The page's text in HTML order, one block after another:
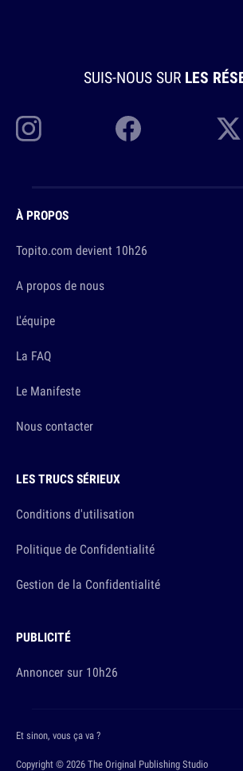
SUIS-NOUS SUR LES
À PROPOS
Topito.com devient 10h26
A propos de nous
L'équipe
La FAQ
Le Manifeste
Nous contacter
LES TRUCS SÉRIEUX
Conditions d'utilisation
Politique de Confidentialité
Gestion de la Confidentialité
PUBLICITÉ
Annoncer sur 10h26
Copyright © 2026 The Original Publishing Studio
Et sinon, vous ça va ?